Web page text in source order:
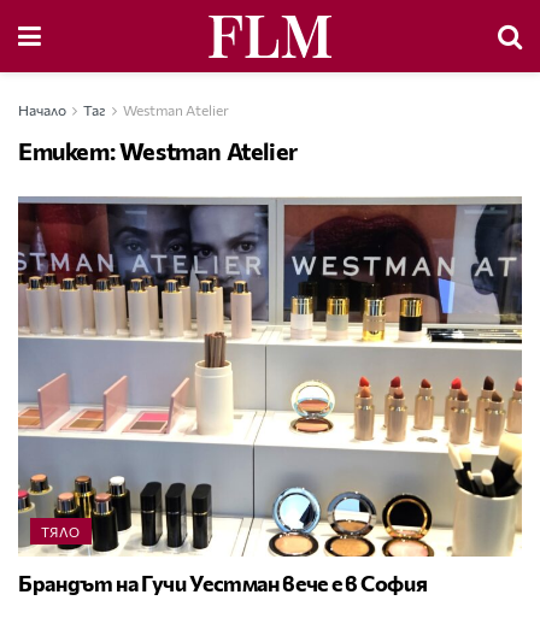
Начало Таг Westman Atelier
Етикет:Westman Atelier
ТЯЛО
Брандът на Гучи Уестман вече е в София